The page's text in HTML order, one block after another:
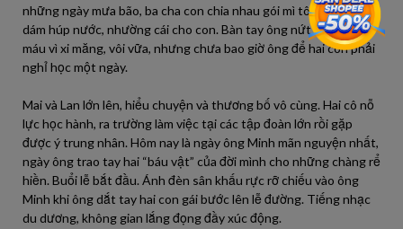
những ngày mưa bão, ba cha con chia nhau gói mì tôm, ông chỉ
dám húp nước, nhường cái cho con. Bàn tay ông nứt nẻ, chảy
máu vì xi măng, vôi vữa, nhưng chưa bao giờ ông để hai con phải
nghỉ học một ngày.
Mai và Lan lớn lên, hiểu chuyện và thương bố vô cùng. Hai cô nỗ
lực học hành, ra trường làm việc tại các tập đoàn lớn rồi gặp
được ý trung nhân. Hôm nay là ngày ông Minh mãn nguyện nhất,
ngày ông trao tay hai “báu vật” của đời mình cho những chàng rể
hiền. Buổi lễ bắt đầu. Ánh đèn sân khấu rực rỡ chiếu vào ông
Minh khi ông dắt tay hai con gái bước lên lễ đường. Tiếng nhạc
du dương, không gian lắng đọng đầy xúc động.